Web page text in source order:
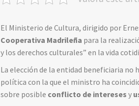
El Ministerio de Cultura, dirigido por
Cooperativa Madrileña para la
y los derechos culturales” en la vida
La elección de la entidad beneficiaria no
política con la que el ministro ha
sobre posible conflicto de intereses y